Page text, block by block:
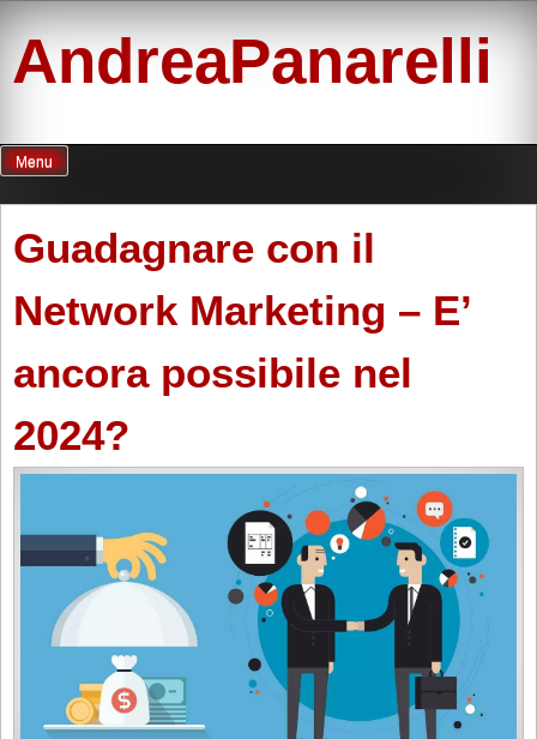
content
AndreaPanarelli
Menu
Guadagnare con il
Network Marketing – E’
ancora possibile nel
2024?